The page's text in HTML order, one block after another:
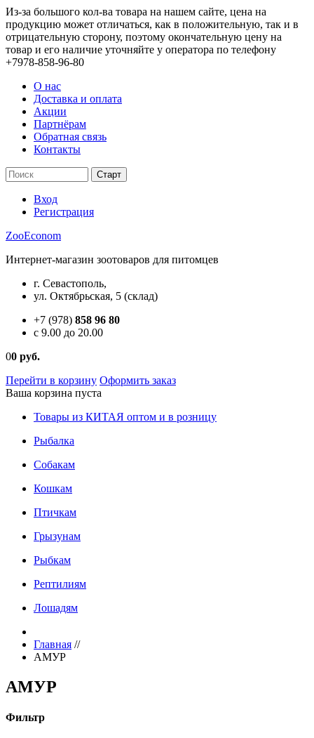
Из-за большого кол-ва товара на нашем сайте, цена на
продукцию может отличаться, как в положительную, так и в
отрицательную сторону, поэтому окончательную цену на
товар и его наличие уточняйте у оператора по телефону
+7978-858-96-80
О нас
Доставка и оплата
Акции
Партнёрам
Обратная связь
Контакты
Вход
Регистрация
ZooEconom
Интернет-магазин зоотоваров для питомцев
г. Севастополь,
ул. Октябрьская, 5 (склад)
+7 (978) 858 96 80
c 9.00 до 20.00
00 руб.
Перейти в корзину Оформить заказ
Ваша корзина пуста
Товары из КИТАЯ оптом и в розницу
Рыбалка
Собакам
Кошкам
Птичкам
Грызунам
Рыбкам
Рептилиям
Лошадям
Главная //
АМУР
АМУР
Фильтр